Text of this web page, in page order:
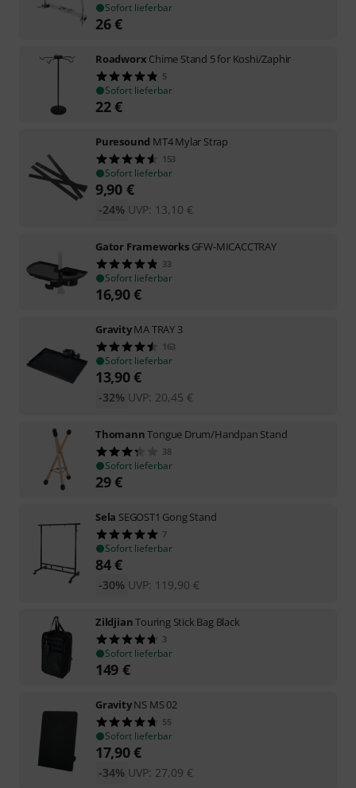
Sofort lieferbar
26€
Roadworx Chime Stand 5 for Koshi/Zaphir
5
Sofort lieferbar
22€
Puresound MT4 Mylar Strap
153
Sofort lieferbar
9,90 €
UVP: 13,10 €
-24%
Gator Frameworks GFW-MICACCTRAY
33
Sofort lieferbar
16,90€
GravityMA TRAY 3
163
Sofort lieferbar
13,90€
UVP: 20,45 €
-32%
ThomannTongue Drum/Handpan Stand
38
Sofort lieferbar
29€
Sela SEGOST1 Gong Stand
7
Sofort lieferbar
84€
UVP: 119,90 €
-30%
ZildjianTouring Stick Bag Black
3
Sofort lieferbar
149 €
GravityNS MS 02
55
Sofort lieferbar
17,90€
UVP: 27,09 €
-34%